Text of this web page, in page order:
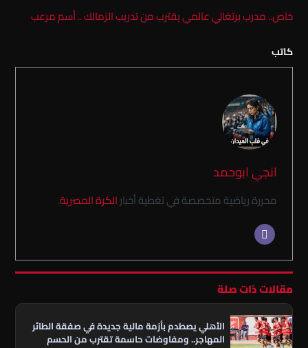
خاص.. مدرب برتغالي عالمي يقترب من تدريب الزمالك .. أسم مرعب
كاتب
انجي ابوحمد
محررة رياضية متخصصة في تغطية أخبارالكرة المصرية.
مقالات ذات صلة
الأهلي يصطدم بأزمة مالية جديدة في صفقة الطائر
المهاجر.. ومفاوضات حاسمة تقترب من الحسم